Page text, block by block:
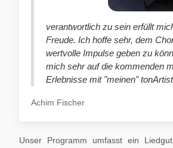
verantwortlich zu sein erfüllt
Freude. Ich hoffe sehr, dem
wertvolle Impulse geben zu
mich sehr auf die kommenden
Erlebnisse mit "meinen"
Achim Fischer
Unser Programm umfasst ein